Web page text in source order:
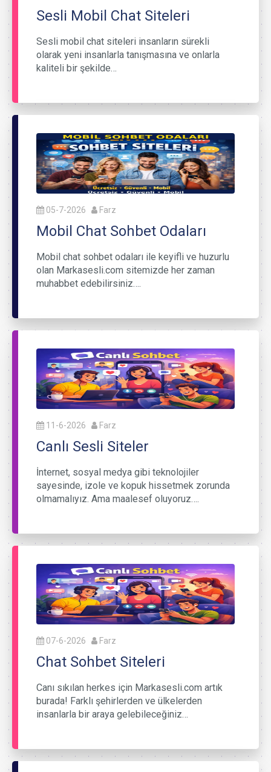
Sesli Mobil Chat Siteleri
Sesli mobil chat siteleri insanların sürekli
olarak yeni insanlarla tanışmasına ve onlarla
kaliteli bir şekilde…
05-7-2026 Farz
Mobil Chat Sohbet Odaları
Mobil chat sohbet odaları ile keyifli ve huzurlu
olan Markasesli.com sitemizde her zaman
muhabbet edebilirsiniz….
11-6-2026 Farz
Canlı Sesli Siteler
İnternet, sosyal medya gibi teknolojiler
sayesinde, izole ve kopuk hissetmek zorunda
olmamalıyız. Ama maalesef oluyoruz….
07-6-2026 Farz
Chat Sohbet Siteleri
Canı sıkılan herkes için Markasesli.com artık
burada! Farklı şehirlerden ve ülkelerden
insanlarla bir araya gelebileceğiniz…